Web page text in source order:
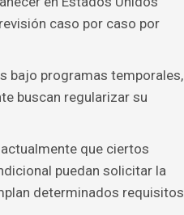
caso por caso por
bajo programas temporales,
buscan regularizar su
que ciertos
puedan solicitar la
determinados requisitos